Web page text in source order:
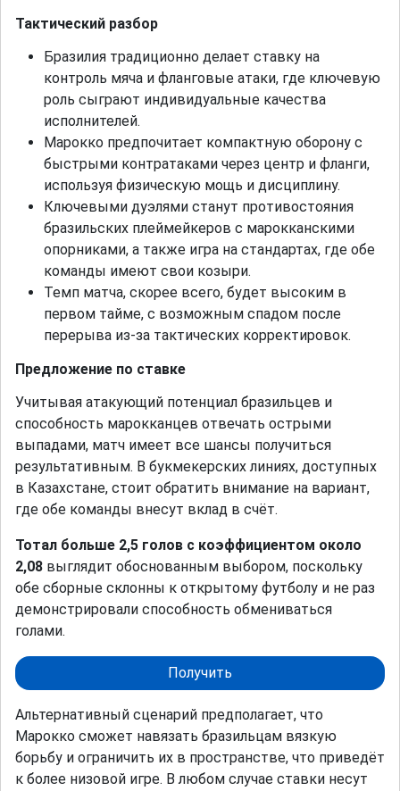
Тактический разбор
Бразилия традиционно делает ставку на
контроль мяча и фланговые атаки, где ключевую
роль сыграют индивидуальные качества
исполнителей.
Марокко предпочитает компактную оборону с
быстрыми контратаками через центр и фланги,
используя физическую мощь и дисциплину.
Ключевыми дуэлями станут противостояния
бразильских плеймейкеров с марокканскими
опорниками, а также игра на стандартах, где обе
команды имеют свои козыри.
Темп матча, скорее всего, будет высоким в
первом тайме, с возможным спадом после
перерыва из-за тактических корректировок.
Предложение по ставке
Учитывая атакующий потенциал бразильцев и
способность марокканцев отвечать острыми
выпадами, матч имеет все шансы получиться
результативным. В букмекерских линиях, доступных
в Казахстане, стоит обратить внимание на вариант,
где обе команды внесут вклад в счёт.
Тотал больше 2,5 голов с коэффициентом около
2,08 выглядит обоснованным выбором, поскольку
обе сборные склонны к открытому футболу и не раз
демонстрировали способность обмениваться
голами.
Получить
Альтернативный сценарий предполагает, что
Марокко сможет навязать бразильцам вязкую
борьбу и ограничить их в пространстве, что приведёт
к более низовой игре. В любом случае ставки несут